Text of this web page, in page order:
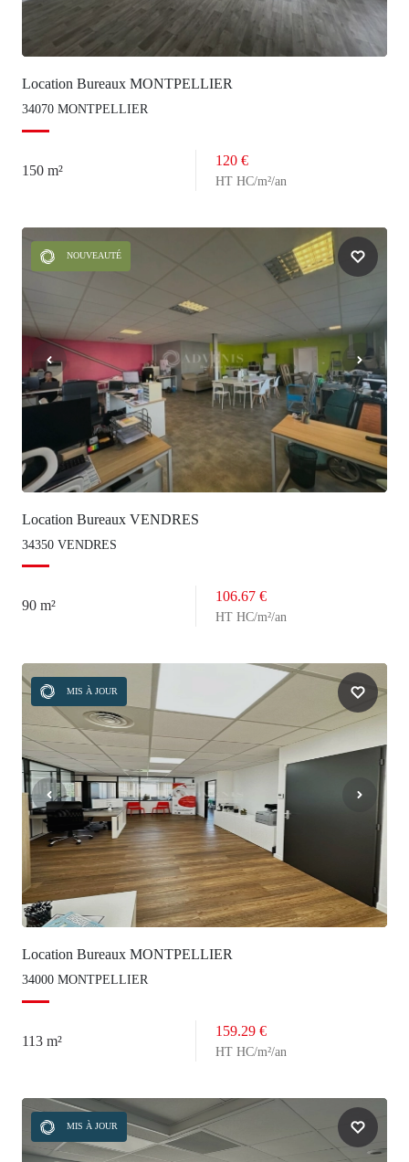
Location Bureaux MONTPELLIER
34070 MONTPELLIER
150 m²
120 €
HT HC/m²/an
NOUVEAUTÉ
Location Bureaux VENDRES
34350 VENDRES
90 m²
106.67 €
HT HC/m²/an
MIS À JOUR
Location Bureaux MONTPELLIER
34000 MONTPELLIER
113 m²
159.29 €
HT HC/m²/an
MIS À JOUR